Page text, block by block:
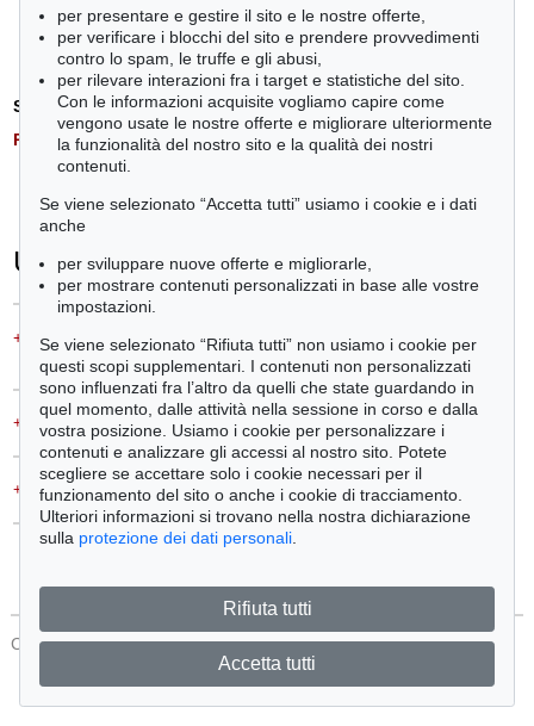
Stima:€ 0
Risultato:€ 0
Ulteriori informazioni
+
Vendere
Desidera vendere un simile oggetto?
+ Domande sull´acquisto
+ Contattare esperti
CONTATTI Protezione Dei Dati
per presentare e gestire il sito e le nostre offerte,
per verificare i blocchi del sito e prendere provvedimenti
contro lo spam, le truffe e gli abusi,
per rilevare interazioni fra i target e statistiche del sito.
Con le informazioni acquisite vogliamo capire come
vengono usate le nostre offerte e migliorare ulteriormente
la funzionalità del nostro sito e la qualità dei nostri
contenuti.
Se viene selezionato “Accetta tutti” usiamo i cookie e i dati
anche
per sviluppare nuove offerte e migliorarle,
per mostrare contenuti personalizzati in base alle vostre
impostazioni.
Se viene selezionato “Rifiuta tutti” non usiamo i cookie per
questi scopi supplementari. I contenuti non personalizzati
sono influenzati fra l’altro da quelli che state guardando in
quel momento, dalle attività nella sessione in corso e dalla
vostra posizione. Usiamo i cookie per personalizzare i
contenuti e analizzare gli accessi al nostro sito. Potete
scegliere se accettare solo i cookie necessari per il
funzionamento del sito o anche i cookie di tracciamento.
Ulteriori informazioni si trovano nella nostra dichiarazione
sulla protezione dei dati personali
Rifiuta tutti
Accetta tutti